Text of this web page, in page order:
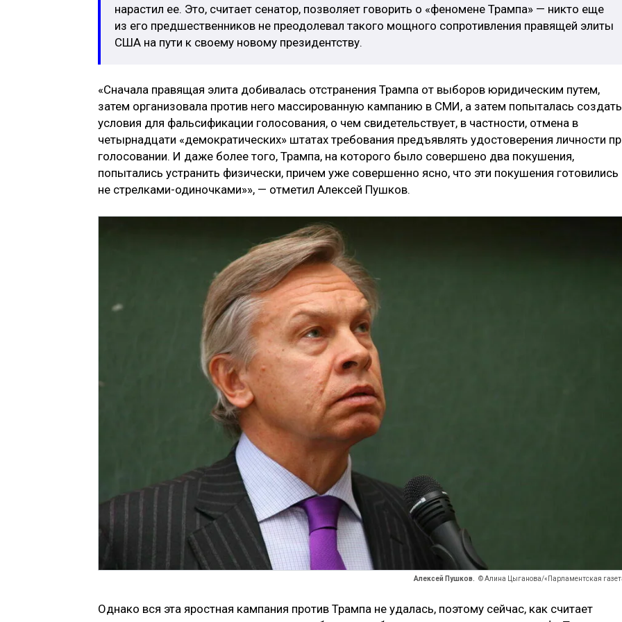
нарастил ее. Это, считает сенатор, позволяет говорить о «феномене Трампа» — никто еще
из его предшественников не преодолевал такого мощного сопротивления правящей элиты
США на пути к своему новому президентству.
«Сначала правящая элита добивалась отстранения Трампа от выборов юридическим путем,
затем организовала против него массированную кампанию в СМИ, а затем попыталась создать
условия для фальсификации голосования, о чем свидетельствует, в частности, отмена в
четырнадцати «демократических» штатах требования предъявлять удостоверения личности
голосовании. И даже более того, Трампа, на которого было совершено два покушения,
попытались устранить физически, причем уже совершенно ясно, что эти покушения готовились
не стрелками-одиночками»», — отметил Алексей Пушков.
Алексей Пушков. © Алина Цыганова/«Парламентская
Однако вся эта яростная кампания против Трампа не удалась, поэтому сейчас, как считает